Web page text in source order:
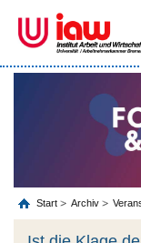
Start Archiv